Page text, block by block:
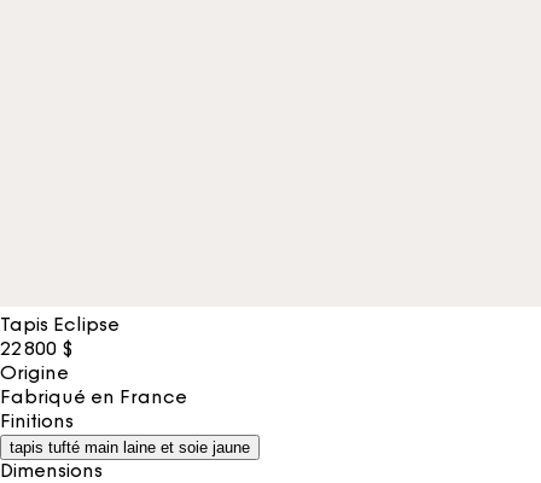
Tapis Eclipse
22 800 $
Origine
Fabriqué en France
Finitions
tapis tufté main laine et soie jaune
Dimensions